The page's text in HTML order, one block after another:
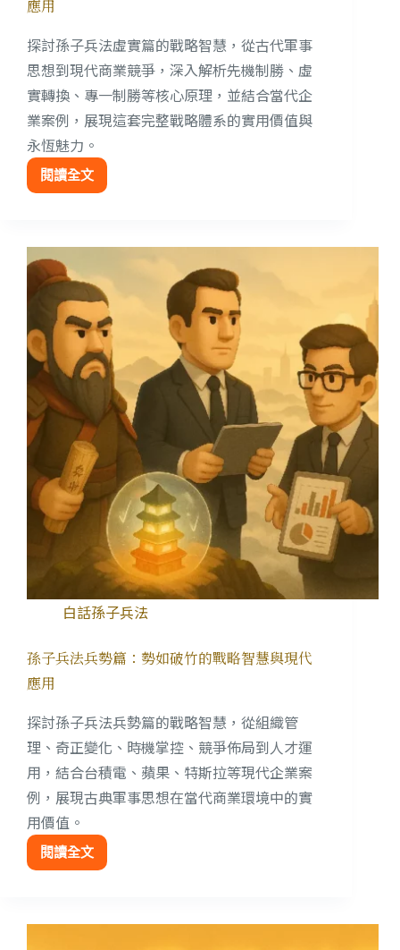
應用
探討孫子兵法虛實篇的戰略智慧，從古代軍事
思想到現代商業競爭，深入解析先機制勝、虛
實轉換、專一制勝等核心原理，並結合當代企
業案例，展現這套完整戰略體系的實用價值與
永恆魅力。
閱讀全文
白話孫子兵法
孫子兵法兵勢篇：勢如破竹的戰略智慧與現代
應用
探討孫子兵法兵勢篇的戰略智慧，從組織管
理、奇正變化、時機掌控、競爭佈局到人才運
用，結合台積電、蘋果、特斯拉等現代企業案
例，展現古典軍事思想在當代商業環境中的實
用價值。
閱讀全文